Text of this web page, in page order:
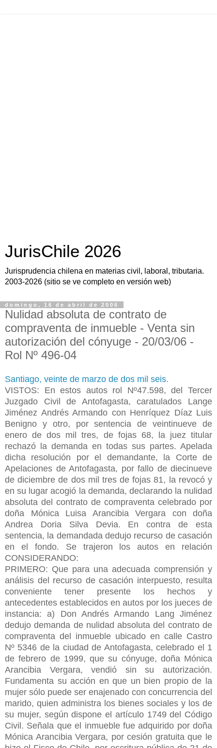
JurisChile 2026
Jurisprudencia chilena en materias civil, laboral, tributaria.
2003-2026 (sitio se ve completo en versión web)
domingo, 16 de abril de 2006
Nulidad absoluta de contrato de
compraventa de inmueble - Venta sin
autorización del cónyuge - 20/03/06 -
Rol Nº 496-04
Santiago, veinte de marzo de dos mil seis.
VISTOS: En estos autos rol Nº47.598, del Tercer
Juzgado Civil de Antofagasta, caratulados Lange
Jiménez Andrés Armando con Henríquez Díaz Luis
Benigno y otro, por sentencia de veintinueve de
enero de dos mil tres, de fojas 68, la juez titular
rechazó la demanda en todas sus partes. Apelada
dicha resolución por el demandante, la Corte de
Apelaciones de Antofagasta, por fallo de diecinueve
de diciembre de dos mil tres de fojas 81, la revocó y
en su lugar acogió la demanda, declarando la nulidad
absoluta del contrato de compraventa celebrado por
doña Mónica Luisa Arancibia Vergara con doña
Andrea Doria Silva Devia. En contra de esta
sentencia, la demandada dedujo recurso de casación
en el fondo. Se trajeron los autos en relación
CONSIDERANDO:
PRIMERO: Que para una adecuada comprensión y
análisis del recurso de casación interpuesto, resulta
conveniente tener presente los hechos y
antecedentes establecidos en autos por los jueces de
instancia: a) Don Andrés Armando Lang Jiménez
dedujo demanda de nulidad absoluta del contrato de
compraventa del inmueble ubicado en calle Castro
Nº 5346 de la ciudad de Antofagasta, celebrado el 1
de febrero de 1999, que su cónyuge, doña Mónica
Arancibia Vergara, vendió sin su autorización.
Fundamenta su acción en que un bien propio de la
mujer sólo puede ser enajenado con concurrencia del
marido, quien administra los bienes sociales y los de
su mujer, según dispone el artículo 1749 del Código
Civil. Señala que el inmueble fue adquirido por doña
Mónica Arancibia Vergara, por cesión gratuita que le